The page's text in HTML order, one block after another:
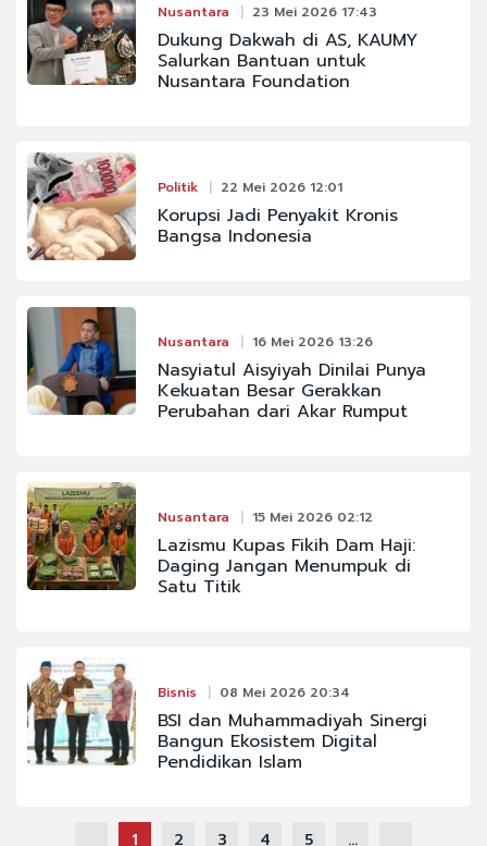
Nusantara 23 Mei 2026 17:43
Dukung Dakwah di AS, KAUMY
Salurkan Bantuan untuk
Nusantara Foundation
Politik 22 Mei 2026 12:01
Korupsi Jadi Penyakit Kronis
Bangsa Indonesia
Nusantara 16 Mei 2026 13:26
Nasyiatul Aisyiyah Dinilai Punya
Kekuatan Besar Gerakkan
Perubahan dari Akar Rumput
Nusantara 15 Mei 2026 02:12
Lazismu Kupas Fikih Dam Haji:
Daging Jangan Menumpuk di
Satu Titik
Bisnis 08 Mei 2026 20:34
BSI dan Muhammadiyah Sinergi
Bangun Ekosistem Digital
Pendidikan Islam
1 2 3 4 5 ...